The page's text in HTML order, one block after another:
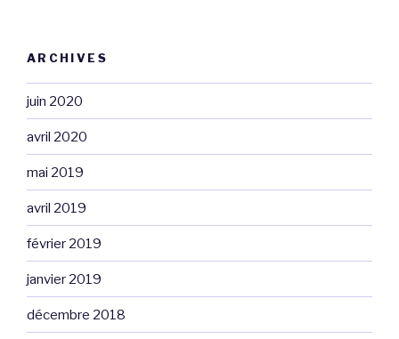
ARCHIVES
juin 2020
avril 2020
mai 2019
avril 2019
février 2019
janvier 2019
décembre 2018